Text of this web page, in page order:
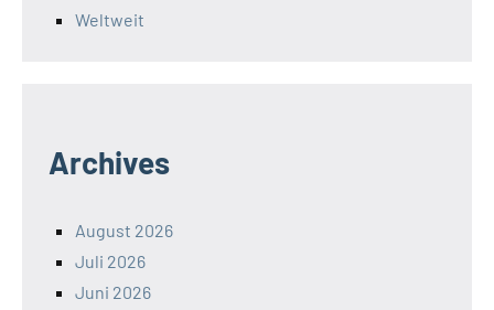
Weltweit
Archives
August 2026
Juli 2026
Juni 2026